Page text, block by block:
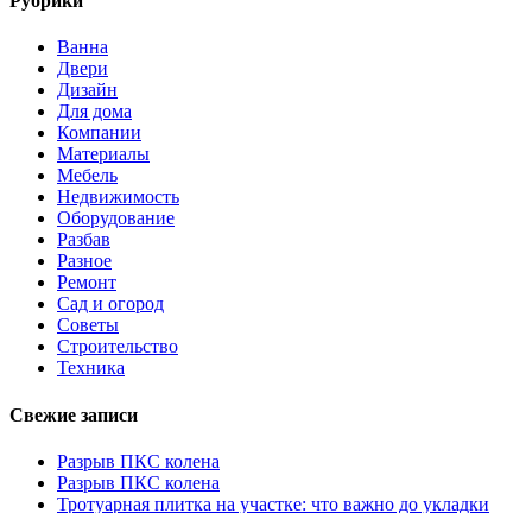
Ванна
Двери
Дизайн
Для дома
Компании
Материалы
Мебель
Недвижимость
Оборудование
Разбав
Разное
Ремонт
Сад и огород
Советы
Строительство
Техника
Свежие записи
Разрыв ПКС колена
Разрыв ПКС колена
Тротуарная плитка на участке: что важно до укладки